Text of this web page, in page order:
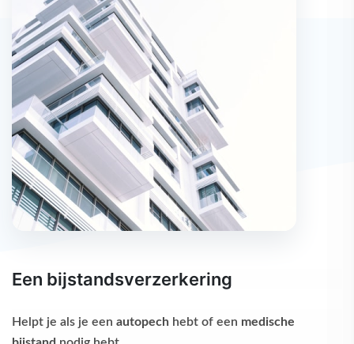
Een bijstandsverzerkering
Helpt je als je een autopech hebt of een medische